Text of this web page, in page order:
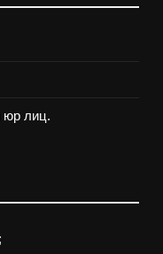
юр лиц.